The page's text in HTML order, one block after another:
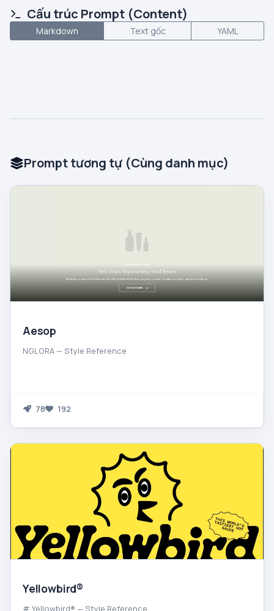
Cấu trúc Prompt (Content)
Markdown Text gốc YAML
Prompt tương tự (Cùng danh mục)
Aesop
NGLORA — Style Reference
78 192
Yellowbird®
# Yellowbird® — Style Reference